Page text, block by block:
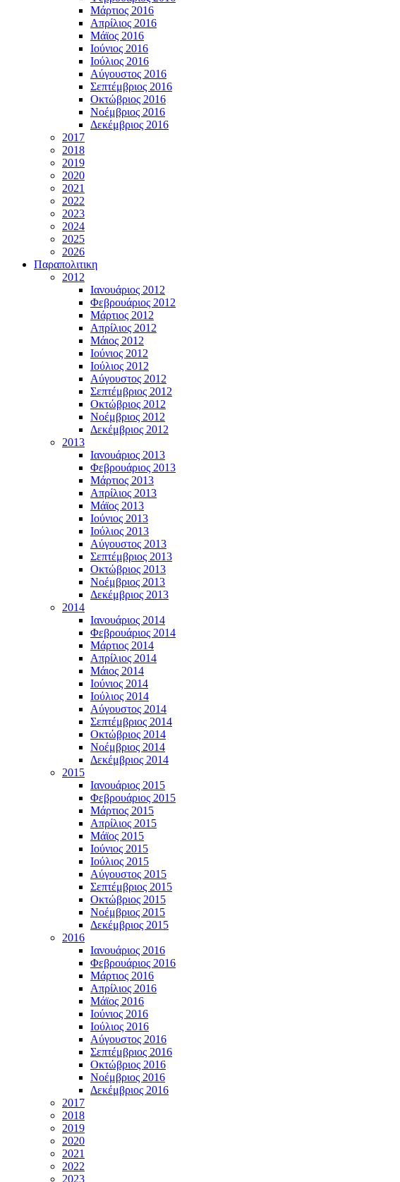
Μάρτιος 2016
Απρίλιος 2016
Μάϊος 2016
Ιούνιος 2016
Ιούλιος 2016
Αύγουστος 2016
Σεπτέμβριος 2016
Οκτώβριος 2016
Νοέμβριος 2016
Δεκέμβριος 2016
2017
2018
2019
2020
2021
2022
2023
2024
2025
2026
Παραπολιτικη
2012
Ιανουάριος 2012
Φεβρουάριος 2012
Μάρτιος 2012
Απρίλιος 2012
Μάιος 2012
Ιούνιος 2012
Ιούλιος 2012
Αύγουστος 2012
Σεπτέμβριος 2012
Οκτώβριος 2012
Νοέμβριος 2012
Δεκέμβριος 2012
2013
Ιανουάριος 2013
Φεβρουάριος 2013
Μάρτιος 2013
Απρίλιος 2013
Μάϊος 2013
Ιούνιος 2013
Ιούλιος 2013
Αύγουστος 2013
Σεπτέμβριος 2013
Οκτώβριος 2013
Νοέμβριος 2013
Δεκέμβριος 2013
2014
Ιανουάριος 2014
Φεβρουάριος 2014
Μάρτιος 2014
Απρίλιος 2014
Μάιος 2014
Ιούνιος 2014
Ιούλιος 2014
Αύγουστος 2014
Σεπτέμβριος 2014
Οκτώβριος 2014
Νοέμβριος 2014
Δεκέμβριος 2014
2015
Ιανουάριος 2015
Φεβρουάριος 2015
Μάρτιος 2015
Απρίλιος 2015
Μάϊος 2015
Ιούνιος 2015
Ιούλιος 2015
Αύγουστος 2015
Σεπτέμβριος 2015
Οκτώβριος 2015
Νοέμβριος 2015
Δεκέμβριος 2015
2016
Ιανουάριος 2016
Φεβρουάριος 2016
Μάρτιος 2016
Απρίλιος 2016
Μάϊος 2016
Ιούνιος 2016
Ιούλιος 2016
Αύγουστος 2016
Σεπτέμβριος 2016
Οκτώβριος 2016
Νοέμβριος 2016
Δεκέμβριος 2016
2017
2018
2019
2020
2021
2022
2023